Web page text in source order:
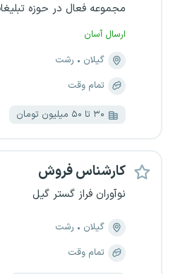
مجموعه فعال در حوزه
ارسال آسان
گیلان
رشت
تمام وقت
۳۰ تا ۵۰ میلیون تومان
کارشناس فروش
نوآوران فراز گستر گیل
گیلان
رشت
تمام وقت